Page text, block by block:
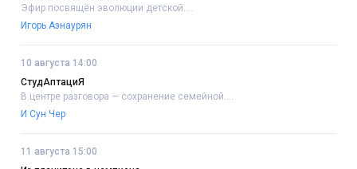
Эфир посвящён эволюции детской....
Игорь Азнаурян
10 августа 14:00
СтудАптациЯ
В центре разговора — сохранение семейной....
И Сун Чер
11 августа 15:00